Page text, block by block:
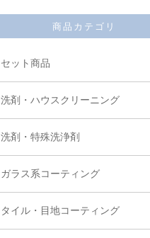
商品カテゴリ
セット商品
洗剤・ハウスクリーニング
洗剤・特殊洗浄剤
ガラス系コーティング
タイル・目地コーティング